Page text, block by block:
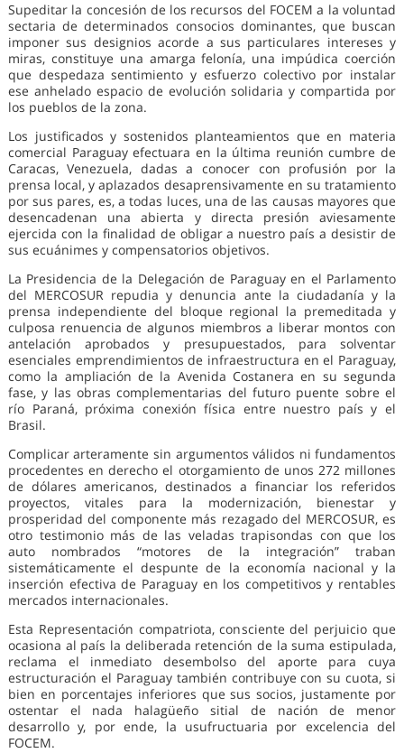
Supeditar la concesión de los recursos del FOCEM a la voluntad
sectaria de determinados consocios dominantes, que buscan
imponer sus designios acorde a sus particulares intereses y
miras, constituye una amarga felonía, una impúdica coerción
que despedaza sentimiento y esfuerzo colectivo por instalar
ese anhelado espacio de evolución solidaria y compartida por
los pueblos de la zona.
Los justificados y sostenidos planteamientos que en materia
comercial Paraguay efectuara en la última reunión cumbre de
Caracas, Venezuela, dadas a conocer con profusión por la
prensa local, y aplazados desaprensivamente en su tratamiento
por sus pares, es, a todas luces, una de las causas mayores que
desencadenan una abierta y directa presión aviesamente
ejercida con la finalidad de obligar a nuestro país a desistir de
sus ecuánimes y compensatorios objetivos.
La Presidencia de la Delegación de Paraguay en el Parlamento
del MERCOSUR repudia y denuncia ante la ciudadanía y la
prensa independiente del bloque regional la premeditada y
culposa renuencia de algunos miembros a liberar montos con
antelación aprobados y presupuestados, para solventar
esenciales emprendimientos de infraestructura en el Paraguay,
como la ampliación de la Avenida Costanera en su segunda
fase, y las obras complementarias del futuro puente sobre el
río Paraná, próxima conexión física entre nuestro país y el
Brasil.
Complicar arteramente sin argumentos válidos ni fundamentos
procedentes en derecho el otorgamiento de unos 272 millones
de dólares americanos, destinados a financiar los referidos
proyectos, vitales para la modernización, bienestar y
prosperidad del componente más rezagado del MERCOSUR, es
otro testimonio más de las veladas trapisondas con que los
auto nombrados “motores de la integración” traban
sistemáticamente el despunte de la economía nacional y la
inserción efectiva de Paraguay en los competitivos y rentables
mercados internacionales.
Esta Representación compatriota, consciente del perjuicio que
ocasiona al país la deliberada retención de la suma estipulada,
reclama el inmediato desembolso del aporte para cuya
estructuración el Paraguay también contribuye con su cuota, si
bien en porcentajes inferiores que sus socios, justamente por
ostentar el nada halagüeño sitial de nación de menor
desarrollo y, por ende, la usufructuaria por excelencia del
FOCEM.